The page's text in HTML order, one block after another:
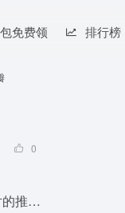
免费领 排行榜
0
的推…